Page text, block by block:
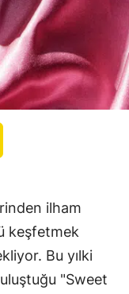
ilham
keşfetmek
Bu yılki
"Sweet